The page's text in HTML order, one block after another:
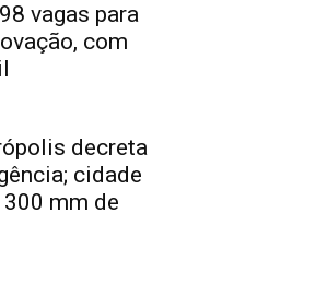
vagas para
com
decreta
cidade
mm de